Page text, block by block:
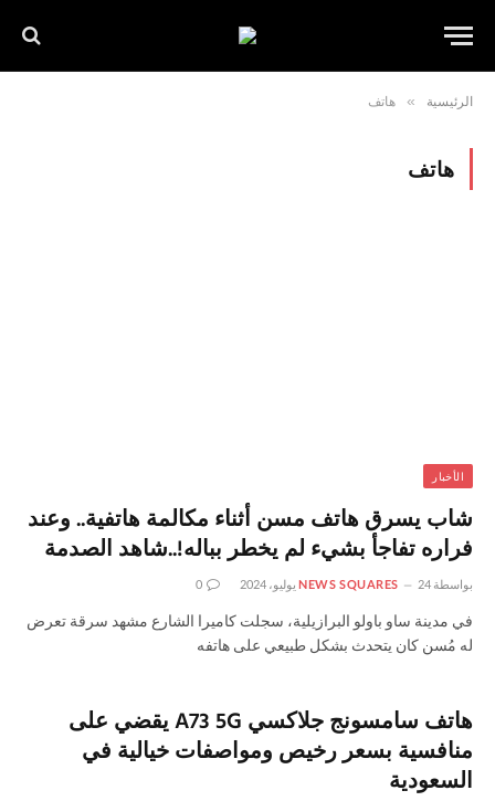
الرئيسية » هاتف
هاتف
الأخبار
شاب يسرق هاتف مسن أثناء مكالمة هاتفية.. وعند
فراره تفاجأ بشيء لم يخطر بباله!..شاهد الصدمة
بواسطة NEWS SQUARES 24 يوليو، 2024 0
في مدينة ساو باولو البرازيلية، سجلت كاميرا الشارع مشهد سرقة تعرض
له مُسن كان يتحدث بشكل طبيعي على هاتفه
هاتف سامسونج جلاكسي A73 5G يقضي على
منافسية بسعر رخيص ومواصفات خيالية في
السعودية